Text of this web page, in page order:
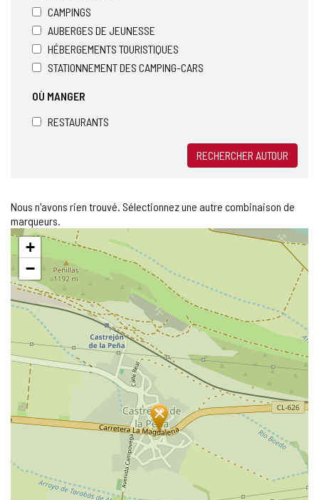
CAMPINGS
AUBERGES DE JEUNESSE
HÉBERGEMENTS TOURISTIQUES
STATIONNEMENT DES CAMPING-CARS
OÙ MANGER
RESTAURANTS
RECHERCHER AUTOUR
Nous n'avons rien trouvé. Sélectionnez une autre combinaison de
marqueurs.
Sauter
carte
+
−